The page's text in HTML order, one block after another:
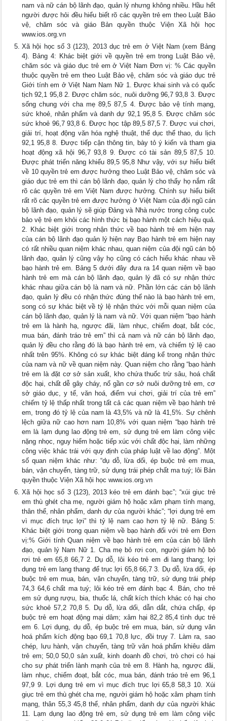
nam và nữ cán bộ lãnh đạo, quản lý nhưng không nhiều. Hầu hết
người được hỏi đều hiểu biết rõ các quyền trẻ em theo Luật Bảo
vệ, chăm sóc và giáo Bản quyền thuộc Viện Xã hội học
www.ios.org.vn
Xã hội học số 3 (123), 2013 dục trẻ em ở Việt Nam (xem Bảng
4). Bảng 4: Khác biệt giới về quyền trẻ em trong Luật Bảo vệ,
chăm sóc và giáo dục trẻ em ở Việt Nam Đơn vị: % Các quyền
thuộc quyền trẻ em theo Luật Bảo vệ, chăm sóc và giáo dục trẻ
Giới tính em ở Việt Nam Nam Nữ 1. Được khai sinh và có quốc
tịch 92,1 95,8 2. Được chăm sóc, nuôi dưỡng 96,7 93,8 3. Được
sống chung với cha mẹ 89,5 87,5 4. Được bảo vệ tính mạng,
sức khoẻ, nhân phẩm và danh dự 92,1 95,8 5. Được chăm sóc
sức khoẻ 96,7 93,8 6. Được học tập 89,5 87,5 7. Được vui chơi,
giải trí, hoạt động văn hóa nghệ thuật, thể dục thể thao, du lịch
92,1 95,8 8. Được tiếp cận thông tin, bày tỏ ý kiến và tham gia
hoạt động xã hội 96,7 93,8 9. Được có tài sản 89,5 87,5 10.
Được phát triển năng khiếu 89,5 95,8 Như vậy, với sự hiểu biết
về 10 quyền trẻ em được hưởng theo Luật Bảo vệ, chăm sóc và
giáo dục trẻ em thì cán bộ lãnh đạo, quản lý cho thấy họ nắm rất
rõ các quyền trẻ em Việt Nam được hưởng. Chính sự hiểu biết
rất rõ các quyền trẻ em được hưởng ở Việt Nam của đội ngũ cán
bộ lãnh đạo, quản lý sẽ giúp Đảng và Nhà nước trong công cuộc
bảo vệ trẻ em khỏi các hình thức bị bạo hành một cách hiệu quả.
2. Khác biệt giới trong nhận thức về bạo hành trẻ em hiện nay
của cán bộ lãnh đạo quản lý hiện nay Bạo hành trẻ em hiện nay
có rất nhiều quan niệm khác nhau, quan niệm của đội ngũ cán bộ
lãnh đạo, quản lý cũng vậy họ cũng có cách hiểu khác nhau về
bạo hành trẻ em. Bảng 5 dưới đây đưa ra 14 quan niệm về bạo
hành trẻ em mà cán bộ lãnh đạo, quản lý đã có sự nhận thức
khác nhau giữa cán bộ là nam và nữ. Phần lớn các cán bộ lãnh
đạo, quản lý đều có nhận thức đúng thế nào là bạo hành trẻ em,
song có sự khác biệt về tỷ lệ nhận thức với mỗi quan niệm của
cán bộ lãnh đạo, quản lý là nam và nữ. Với quan niệm “bạo hành
trẻ em là hành hạ, ngược đãi, làm nhục, chiếm đoạt, bắt cóc,
mua bán, đánh tráo trẻ em” thì cả nam và nữ cán bộ lãnh đạo,
quản lý đều cho rằng đó là bạo hành trẻ em, và chiếm tỷ lệ cao
nhất trên 95%. Không có sự khác biệt đáng kể trong nhận thức
của nam và nữ về quan niệm này. Quan niệm cho rằng “bạo hành
trẻ em là đặt cơ sở sản xuất, kho chứa thuốc trừ sâu, hoá chất
độc hại, chất dễ gây cháy, nổ gần cơ sở nuôi dưỡng trẻ em, cơ
sở giáo dục, y tế, văn hoá, điểm vui chơi, giải trí của trẻ em”
chiếm tỷ lệ thấp nhất trong tất cả các quan niệm về bạo hành trẻ
em, trong đó tỷ lệ của nam là 43,5% và nữ là 41,5%. Sự chênh
lệch giữa nữ cao hơn nam 10,8% với quan niệm “bạo hành trẻ
em là lạm dụng lao động trẻ em, sử dụng trẻ em làm công việc
nặng nhọc, nguy hiểm hoặc tiếp xúc với chất độc hại, làm những
công việc khác trái với quy định của pháp luật về lao động”. Một
số quan niệm khác như: “dụ dỗ, lừa dối, ép buộc trẻ em mua,
bán, vận chuyển, tàng trữ, sử dụng trái phép chất ma tuý; lôi Bản
quyền thuộc Viện Xã hội học www.ios.org.vn
Xã hội học số 3 (123), 2013 kéo trẻ em đánh bạc”; “xúi giục trẻ
em thù ghét cha mẹ, người giám hộ hoặc xâm phạm tính mạng,
thân thể, nhân phẩm, danh dự của người khác”; “lợi dụng trẻ em
vì mục đích trục lợi” thì tỷ lệ nam cao hơn tỷ lệ nữ. Bảng 5:
Khác biệt giới trong quan niệm về bạo hành đối với trẻ em Đơn
vị:% Giới tính Quan niệm về bạo hành trẻ em của cán bộ lãnh
đạo, quản lý Nam Nữ 1. Cha mẹ bỏ rơi con, người giám hộ bỏ
rơi trẻ em 65,8 66,7 2. Dụ dỗ, lôi kéo trẻ em đi lang thang; lợi
dụng trẻ em lang thang để trục lợi 65,8 66,7 3. Dụ dỗ, lừa dối, ép
buộc trẻ em mua, bán, vận chuyển, tàng trữ, sử dụng trái phép
74,3 64,6 chất ma tuý; lôi kéo trẻ em đánh bạc 4. Bán, cho trẻ
em sử dụng rượu, bia, thuốc lá, chất kích thích khác có hại cho
sức khoẻ 57,2 70,8 5. Dụ dỗ, lừa dối, dẫn dắt, chứa chấp, ép
buộc trẻ em hoạt động mại dâm; xâm hại 82,2 85,4 tình dục trẻ
em 6. Lợi dụng, dụ dỗ, ép buộc trẻ em mua, bán, sử dụng văn
hoá phẩm kích động bạo 69,1 70,8 lực, đồi trụy 7. Làm ra, sao
chép, lưu hành, vận chuyển, tàng trữ văn hoá phẩm khiêu dâm
trẻ em; 50,0 50,0 sản xuất, kinh doanh đồ chơi, trò chơi có hại
cho sự phát triển lành mạnh của trẻ em 8. Hành hạ, ngược đãi,
làm nhục, chiếm đoạt, bắt cóc, mua bán, đánh tráo trẻ em 96,1
97,9 9. Lợi dụng trẻ em vì mục đích trục lợi 65,8 58,3 10. Xúi
giục trẻ em thù ghét cha mẹ, người giám hộ hoặc xâm phạm tính
mạng, thân 55,3 45,8 thể, nhân phẩm, danh dự của người khác
11. Lạm dụng lao động trẻ em, sử dụng trẻ em làm công việc